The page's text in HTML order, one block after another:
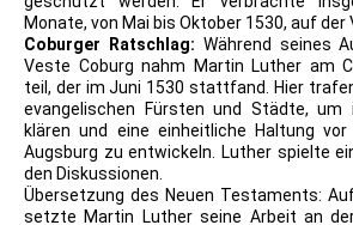
Monate, von Mai bis Oktober 1530, auf der
Coburger Ratschlag: Während seines
Veste Coburg nahm Martin Luther am
teil, der im Juni 1530 stattfand. Hier
evangelischen Fürsten und Städte, um
klären und eine einheitliche Haltung
Augsburg zu entwickeln. Luther spielte
den Diskussionen.
Übersetzung des Neuen Testaments:
setzte Martin Luther seine Arbeit an